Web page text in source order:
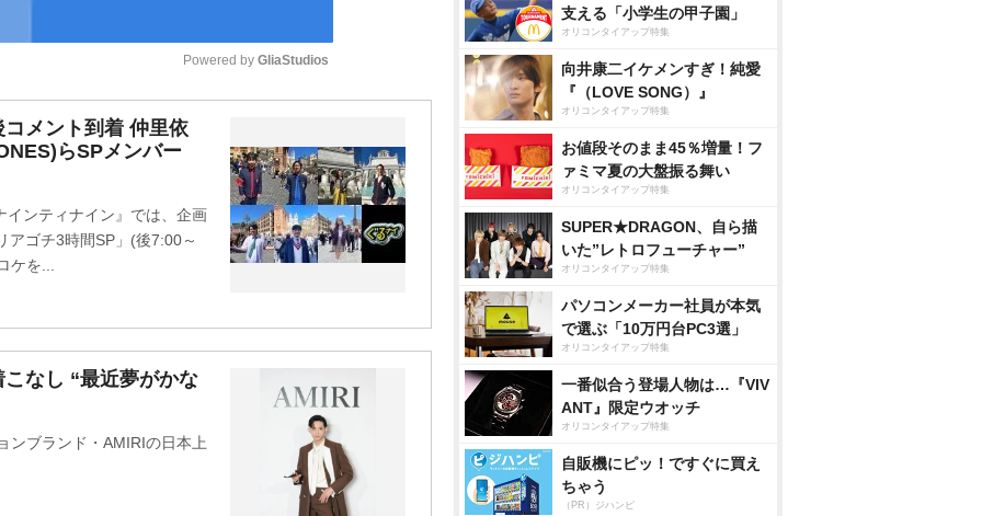
u
t
e
Powered by GliaStudios
コメント到着 仲里依
らSPメンバー
インティナイン』では、企画
アゴチ3時間SP」(後7:00～
ケを...
なし “最近夢がかな
ンブランド・AMIRIの日本上
支える「小学生の甲子園」
オリコンタイアップ特集
向井康二イケメンすぎ！純愛
『（LOVE SONG）』
オリコンタイアップ特集
お値段そのまま45％増量！フ
ァミマ夏の大盤振る舞い
オリコンタイアップ特集
SUPER★DRAGON、自ら描
いた”レトロフューチャー”
オリコンタイアップ特集
パソコンメーカー社員が本気
で選ぶ「10万円台PC3選」
オリコンタイアップ特集
一番似合う登場人物は…『VIV
ANT』限定ウオッチ
オリコンタイアップ特集
自販機にピッ！ですぐに買え
ちゃう
（PR）ジハンピ